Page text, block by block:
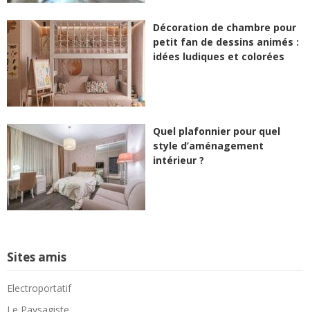
Décoration de chambre pour
petit fan de dessins animés :
idées ludiques et colorées
Quel plafonnier pour quel
style d’aménagement
intérieur ?
Sites amis
Electroportatif
Le Paysagiste